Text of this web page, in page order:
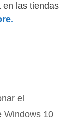
en las tiendas
el
Windows 10